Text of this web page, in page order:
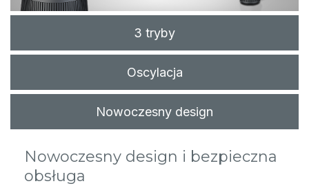
3 tryby
Oscylacja
Nowoczesny design
Nowoczesny design i bezpieczna
obsługa